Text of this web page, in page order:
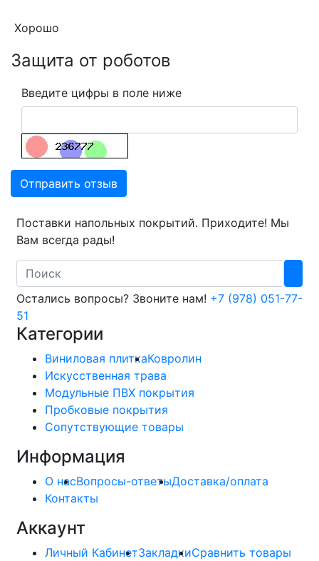
Хорошо
Защита от роботов
Введите цифры в поле ниже
Отправить отзыв
Поставки напольных покрытий. Приходите! Мы
Вам всегда рады!
Search
Остались вопросы? Звоните нам! +7 (978) 051-77-
51
Категории
Виниловая плиткаКовролин
Искусственная трава
Модульные ПВХ покрытия
Пробковые покрытия
Сопутствующие товары
Информация
О насВопросы-ответыДоставка/оплата
Контакты
Аккаунт
Личный КабинетЗакладкиСравнить товары